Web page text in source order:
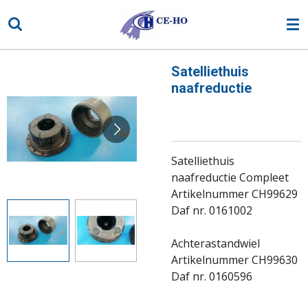
direct
naar
Satelliethuis
naafreductie
Satelliethuis
naafreductie Compleet
Artikelnummer CH99629
Daf nr. 0161002
Achterastandwiel
Artikelnummer CH99630
Daf nr. 0160596